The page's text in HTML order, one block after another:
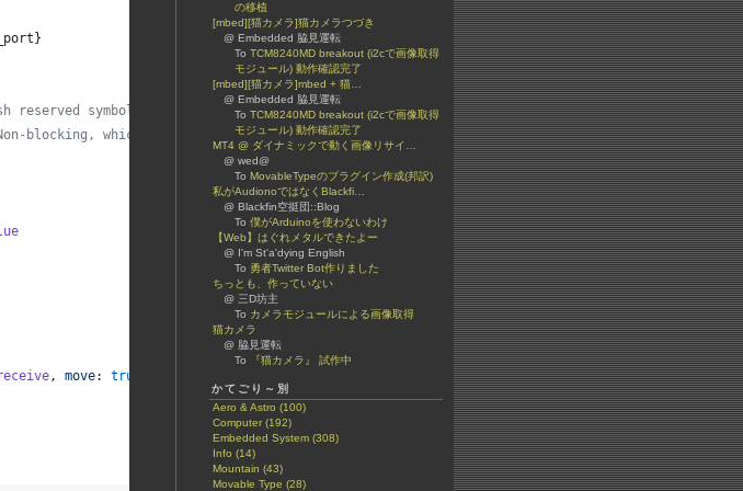
}
reserved symbols(:exited and :aborted)
blocking, which differs from the original version
, move: true
の移植
[mbed][猫カメラ]猫カメラつづき
@ Embedded 脇見運転
To TCM8240MD breakout (i2cで画像取得
モジュール) 動作確認完了
[mbed][猫カメラ]mbed + 猫…
@ Embedded 脇見運転
To TCM8240MD breakout (i2cで画像取得
モジュール) 動作確認完了
MT4 @ ダイナミックで動く画像リサイ…
@ wed@
To MovableTypeのプラグイン作成(邦訳)
私がAudionoではなくBlackfi…
@ Blackfin空挺団::Blog
To 僕がArduinoを使わないわけ
【Web】はぐれメタルできたよー
@ I'm St'a'dying English
To 勇者Twitter Bot作りました
ちっとも、作っていない
@ 三D坊主
To カメラモジュールによる画像取得
猫カメラ
@ 脇見運転
To
『猫カメラ』 試作中
かてごり～別
Aero & Astro (100)
Computer (192)
Embedded System (308)
Info (14)
Mountain (43)
Movable Type (28)